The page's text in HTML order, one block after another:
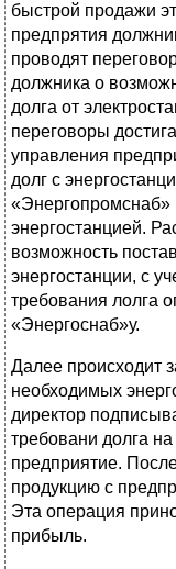
быстрой продажи
предпрятия
проводят
должника о
долга от
переговоры
управления
долг с
«Энергопромснаб»
энергостанцией.
возможность
энергостанции, с
требования лолга
«Энергоснаб»у.
Далее происходит
необходимых
директор
требовани долга
предприятие.
продукцию с
Эта операция
прибыль.